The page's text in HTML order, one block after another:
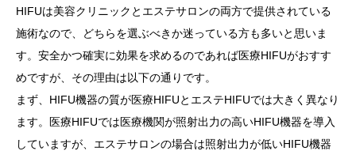
HIFUは美容クリニックとエステサロンの両方で提供されている
施術なので、どちらを選ぶべきか迷っている方も多いと思いま
す。安全かつ確実に効果を求めるのであれば医療HIFUがおすす
めですが、その理由は以下の通りです。
まず、HIFU機器の質が医療HIFUとエステHIFUでは大きく異なり
ます。医療HIFUでは医療機関が照射出力の高いHIFU機器を導入
していますが、エステサロンの場合は照射出力が低いHIFU機器